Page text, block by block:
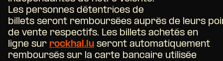
Les personnes détentrices de
billets seront remboursées auprès de leurs
de vente respectifs. Les billets achetés en
ligne sur rockhal.lu seront automatiquement
remboursés sur la carte bancaire utilisée